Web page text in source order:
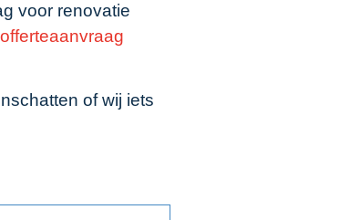
voor renovatie
offerteaanvraag
of wij iets